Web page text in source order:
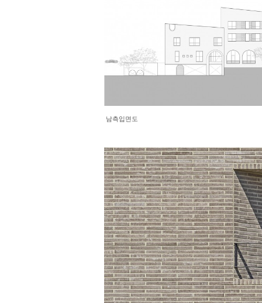
남측입면도